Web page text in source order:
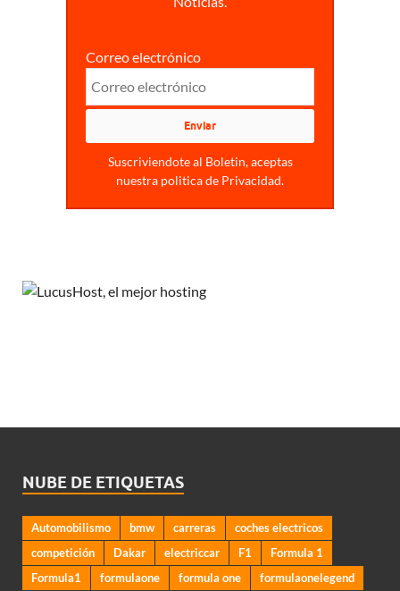
Correo electrónico
Suscriviendote al Boletin, aceptas
nuestra politica de Privacidad.
NUBE DE ETIQUETAS
Automobilismo bmw carreras
coches electricos
competición
Dakar electriccar F1
Formula 1
Formula1
formulaone formula one
formulaonelegend